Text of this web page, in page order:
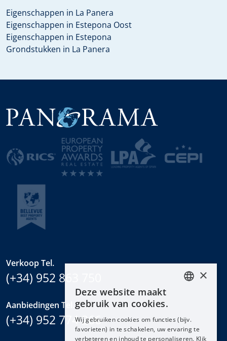
Eigenschappen in La Panera
Eigenschappen in Estepona Oost
Eigenschappen in Estepona
Grondstukken in La Panera
Verkoop Tel.
(+34) 952 863 750
Aanbiedingen Tel.
(+34) 952 774 266
DEUTSCH
FRANÇAIS
×
Deze website maakt
gebruik van cookies.
Wij gebruiken cookies om functies (bijv.
favorieten) in te schakelen, uw ervaring te
verbeteren en inhoud te personaliseren. Klik